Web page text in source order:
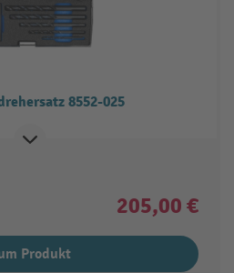
8552-025
205,00 €
Produkt